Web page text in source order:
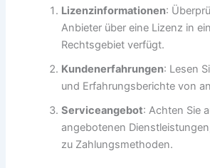
Lizenzinformationen:
Anbieter über eine Lizenz in
Rechtsgebiet verfügt.
Kundenerfahrungen: Lesen
und Erfahrungsberichte von
Serviceangebot: Achten Sie
angebotenen
zu Zahlungsmethoden.